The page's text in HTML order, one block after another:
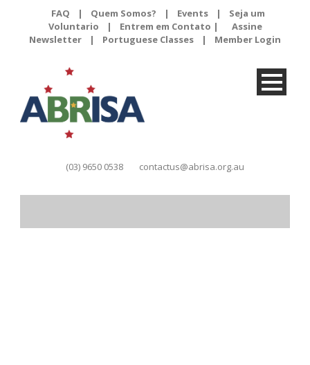
FAQ | Quem Somos? | Events |
Seja um
Voluntario
| Entrem em Contato |
Assine
Newsletter
| Portuguese Classes | Member Login
(03) 9650 0538 contactus@abrisa.org.au